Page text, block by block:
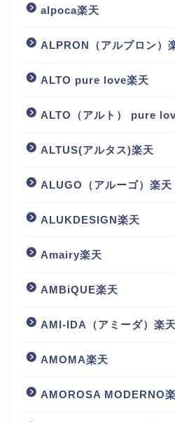
alpoca楽天
ALPRON（アルプロン）
ALTO pure love楽天
ALTO（アルト） pure
ALTUS(アルタス)楽天
ALUGO（アルーゴ）楽天
ALUKDESIGN楽天
Amairy楽天
AMBiQUE楽天
AMI-IDA（アミーダ）楽天
AMOMA楽天
AMOROSA MODERNO